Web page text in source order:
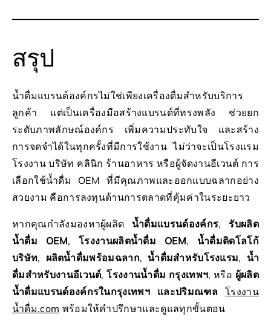
สรุป
น้ำดื่มแบรนด์องค์กรไม่ใช่เพียงเครื่องดื่มสำหรับบริการ
ลูกค้า แต่เป็นเครื่องมือสร้างแบรนด์ที่ทรงพลัง ช่วยยก
ระดับภาพลักษณ์องค์กร เพิ่มความประทับใจ และสร้าง
การจดจำได้ในทุกครั้งที่มีการใช้งาน ไม่ว่าจะเป็นโรงแรม
โรงงาน บริษัท คลินิก ร้านอาหาร หรือผู้จัดงานอีเวนต์ การ
เลือกใช้น้ำดื่ม OEM ที่มีคุณภาพและออกแบบฉลากอย่าง
สวยงาม คือการลงทุนด้านการตลาดที่คุ้มค่าในระยะยาว
หากคุณกำลังมองหาผู้ผลิต น้ำดื่มแบรนด์องค์กร,รับผลิต
น้ำดื่ม OEM,โรงงานผลิตน้ำดื่ม OEM, น้ำดื่มติดโลโก้
บริษัท, ผลิตน้ำดื่มพร้อมฉลาก, น้ำดื่มสำหรับโรงแรม, น้ำ
ดื่มสำหรับงานอีเวนต์,โรงงานน้ำดื่ม กรุงเทพฯ, หรือ ผู้ผลิต
น้ำดื่มแบรนด์องค์กรในกรุงเทพฯ และปริมณฑล
โรงงาน
น้ำดื่ม.com พร้อมให้คำปรึกษาและดูแลทุกขั้นตอน